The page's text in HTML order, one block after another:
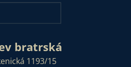
bratrská
1193/15